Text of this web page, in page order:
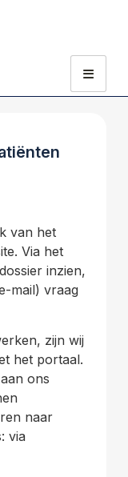
van het
Via het
inzien,
mail) vraag
zijn wij
het portaal.
ons
naar
via